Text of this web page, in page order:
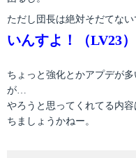
ただし団長は絶対そだてない
いんすよ！（LV23）
ちょっと強化とかアプデが
が…
やろうと思ってくれてる内
ちましょうかねー。